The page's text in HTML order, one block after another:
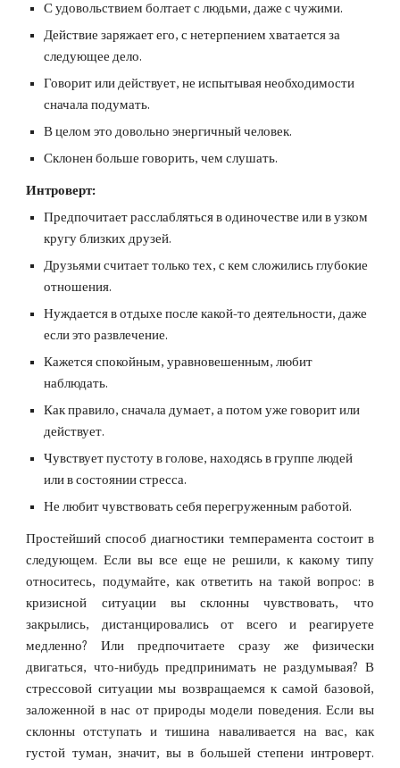
С удовольствием болтает с людьми, даже с чужими.
Действие заряжает его, с нетерпением хватается за
следующее дело.
Говорит или действует, не испытывая необходимости
сначала подумать.
В целом это довольно энергичный человек.
Склонен больше говорить, чем слушать.
Интроверт:
Предпочитает расслабляться в одиночестве или в узком
кругу близких друзей.
Друзьями считает только тех, с кем сложились глубокие
отношения.
Нуждается в отдыхе после какой-то деятельности, даже
если это развлечение.
Кажется спокойным, уравновешенным, любит
наблюдать.
Как правило, сначала думает, а потом уже говорит или
действует.
Чувствует пустоту в голове, находясь в группе людей
или в состоянии стресса.
Не любит чувствовать себя перегруженным работой.
Простейший способ диагностики темперамента состоит в
следующем. Если вы все еще не решили, к какому типу
относитесь, подумайте, как ответить на такой вопрос: в
кризисной ситуации вы склонны чувствовать, что
закрылись, дистанцировались от всего и реагируете
медленно? Или предпочитаете сразу же физически
двигаться, что-нибудь предпринимать не раздумывая? В
стрессовой ситуации мы возвращаемся к самой базовой,
заложенной в нас от природы модели поведения. Если вы
склонны отступать и тишина наваливается на вас, как
густой туман, значит, вы в большей степени интроверт.